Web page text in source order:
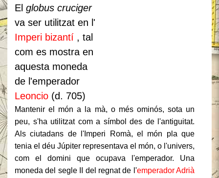
El globus cruciger
va ser utilitzat en l'
Imperi bizantí , tal
com es mostra en
aquesta moneda
de l'emperador
Leoncio (d. 705)
Mantenir el món a la mà, o més ominós, sota un
peu, s'ha utilitzat com a símbol des de l'antiguitat.
Als ciutadans de l'Imperi Romà, el món pla que
tenia el déu Júpiter representava el món, o l'univers,
com el domini que ocupava l'emperador.
Una
moneda del segle II del regnat de l'emperador Adrià